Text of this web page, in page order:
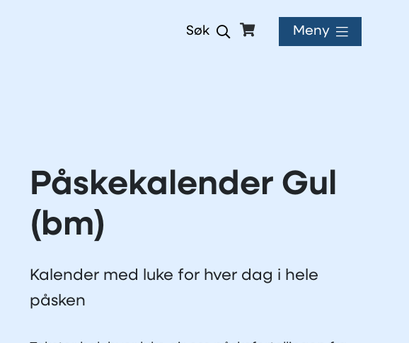
Søk Meny
Påskekalender Gul
(bm)
Kalender med luke for hver dag i hele
påsken